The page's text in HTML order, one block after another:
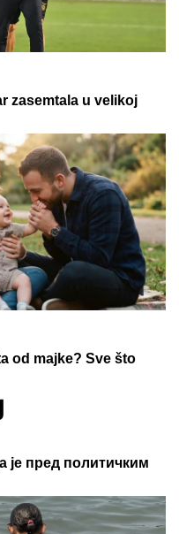
NA AERODROMU
na glavi, atlet
ČEKAO U REDU
Prodavačica iz
nepoznat detalj o
evo kako se ponaša